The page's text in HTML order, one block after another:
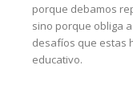
porque debamos
sino porque obliga
desafíos que estas
educativo.